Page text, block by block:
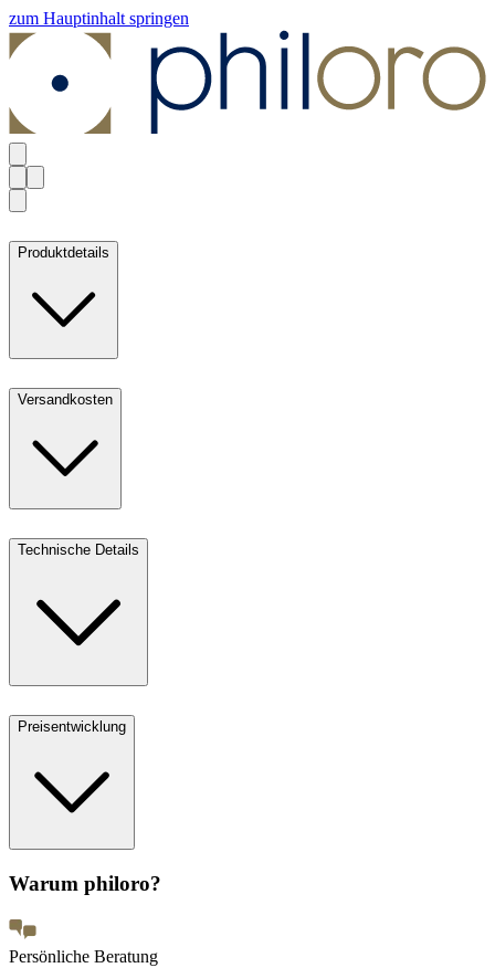
zum Hauptinhalt springen
Produktdetails
Versandkosten
Technische Details
Preisentwicklung
Warum philoro?
Persönliche Beratung